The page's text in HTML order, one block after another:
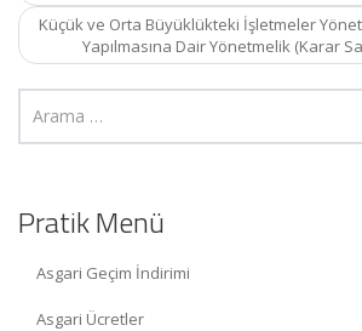
Küçük ve Orta Büyüklükteki İşletmeler
Yapılmasına Dair Yönetmelik (Karar
Pratik Menü
Asgari Geçim İndirimi
Asgari Ücretler